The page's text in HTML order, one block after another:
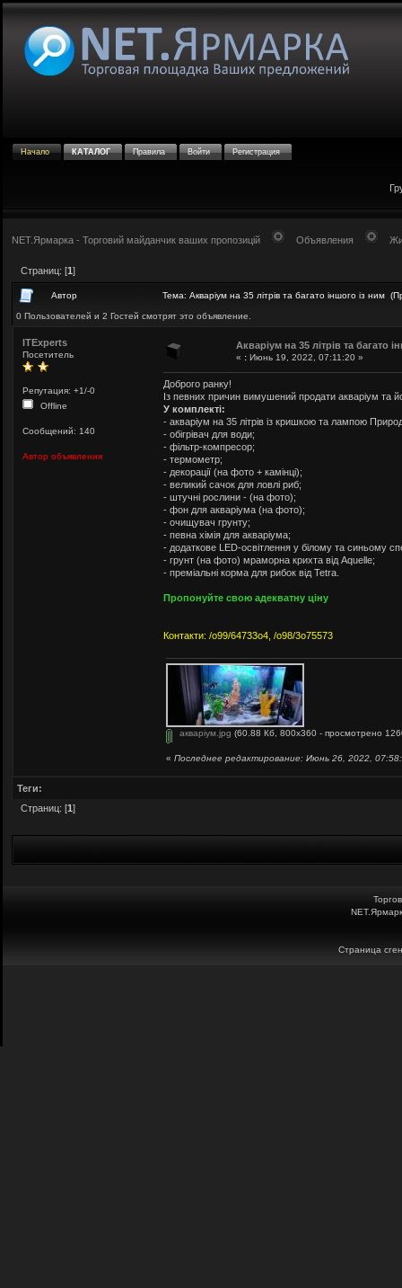
Начало КАТАЛОГ Правила Войти Регистрация
NET.Ярмарка - Торговий майданчик ваших пропозицій Объявления
Страниц: [1]
Автор Тема: Акваріум на 35 літрів та багато іншого із ним
0 Пользователей и 2 Гостей смотрят это объявление.
ITExperts
Посетитель
Репутация: +1/-0
Offline
Сообщений: 140
Автор объявления
Акваріум на 35 літрів та багато
« : Июнь 19, 2022, 07:11:20 »
Доброго ранку!
Із певних причин вимушений продати акваріум та
У комплекті:
- акваріум на 35 літрів із кришкою та лампою
- обігрівач для води;
- фільтр-компресор;
- термометр;
- декорації (на фото + камінці);
- великий сачок для ловлі риб;
- штучні рослини - (на фото);
- фон для акваріума (на фото);
- очищувач грунту;
- певна хімія для акваріума;
- додаткове LED-освітлення у білому та синьому
- грунт (на фото) мраморна крихта від Aquelle;
- преміальні корма для рибок від Tetra.
Пропонуйте свою адекватну ціну
Контакти: /о99/64733о4, /о98/3о75573
акваріум.jpg (60.88 Кб, 800x360 - просмотрено
« Последнее редактирование: Июнь 26, 2022,
Теги:
Страниц: [1]
Страница